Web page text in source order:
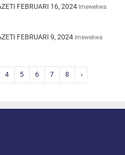
FEBRUARI 16, 2024 Imewekwa
FEBRUARI 9, 2024 Imewekwa
4 5 6 7 8 ›